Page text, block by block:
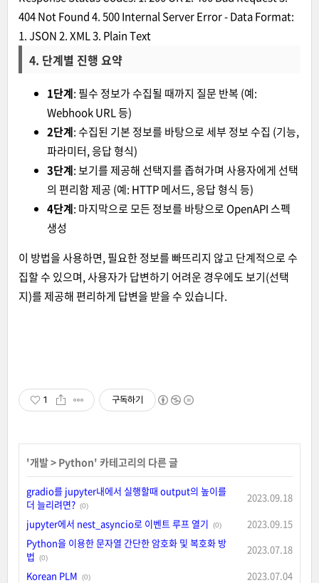
404NotFound4.500InternalServerError-Data Format:
1.JSON2.XML3. PlainText
4. 단계별 진행 요약
1단계: 필수 정보가 수집될 때까지 질문 반복 (예:
Webhook URL 등)
2단계: 수집된 기본 정보를 바탕으로 세부 정보 수집 (기능,
파라미터, 응답 형식)
3단계: 보기를 제공해 선택지를 좁혀가며 사용자에게 선택
의 편리함 제공 (예: HTTP 메서드, 응답 형식 등)
4단계: 마지막으로 모든 정보를 바탕으로 OpenAPI 스펙
생성
이 방법을 사용하면, 필요한 정보를 빠뜨리지 않고 단계적으로 수
집할 수 있으며, 사용자가 답변하기 어려운 경우에도 보기(선택
지)를 제공해 편리하게 답변을 받을 수 있습니다.
1 구독하기
'개발> Python' 카테고리의 다른 글
gradio를 jupyter내에서 실행할때 output의 높이를
더 늘리려면? (0)
2023.09.18
jupyter에서 nest_asyncio로 이벤트 루프 열기
(0)
2023.09.15
Python을 이용한 문자열 간단한 암호화 및 복호화 방
법
(0)
2023.07.18
Korean PLM
(0)
2023.07.04